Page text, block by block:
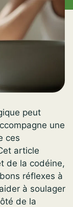
peut
une
ces
article
de la codéine,
réflexes à
à soulager
de la